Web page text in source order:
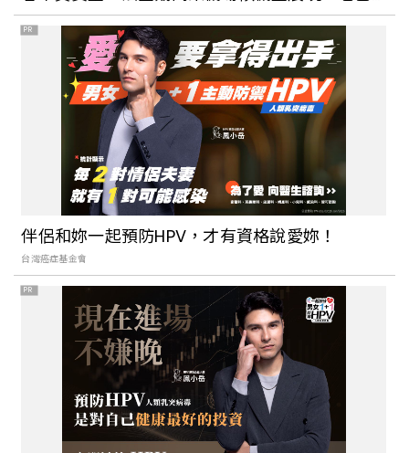
黎」美學
PR
伴侶和妳一起預防HPV，才有資格說愛妳！
台灣癌症基金會
PR